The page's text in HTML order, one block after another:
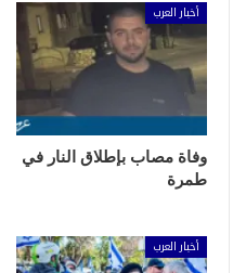
أخبار العرب
وفاة مصاب بإطلاق النار في
طمرة
أخبار العرب